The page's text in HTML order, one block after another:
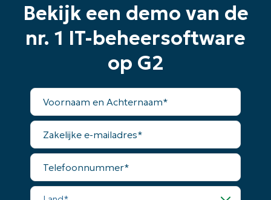
Bekijk een demo van de
nr. 1 IT-beheersoftware
op G2
Voornaam
Achternaam*
Zakelijke
mailadres*
Telefoonnummer*
Land*
dagen
Geen creditcard nodig, volledige toegang tot alle
functies
Business
email*
Phone
number*